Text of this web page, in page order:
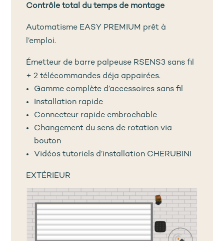
Contrôle total du temps de montage
Automatisme EASY PREMIUM prêt à
l’emploi.
Émetteur de barre palpeuse RSENS3 sans fil
+ 2 télécommandes déja appairées.
Gamme complète d’accessoires sans fil
Installation rapide
Connecteur rapide embrochable
Changement du sens de rotation via
bouton
Vidéos tutoriels d’installation CHERUBINI
EXTÉRIEUR